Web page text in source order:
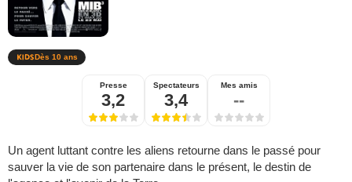
Dès 10 ans
Presse
3,2
Spectateurs
3,4
Mes amis
--
Un agent luttant contre les aliens retourne dans le passé pour
sauver la vie de son partenaire dans le présent, le destin de